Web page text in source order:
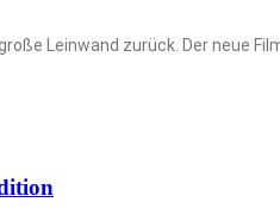
Leinwand zurück. Der neue